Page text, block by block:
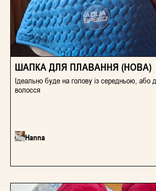
ШАПКА ДЛЯ ПЛАВАННЯ (НОВА)
Ідеально буде на голову із середньою,
волосся
Hanna